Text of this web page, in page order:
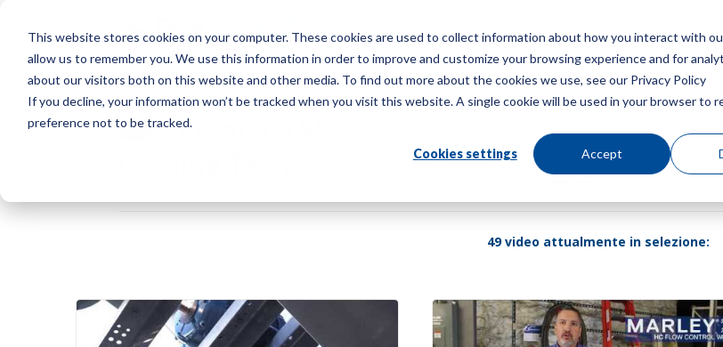
This website stores cookies on your computer. These cookies are used to collect information about how you interact with
allow us to remember you. We use this information in order to improve and customize your browsing experience and for
about our visitors both on this website and other media. To find out more about the cookies we use, see our Privacy Policy
If you decline, your information won’t be tracked when you visit this website. A single cookie will be used in your browser to
preference not to be tracked.
Cookies settings Accept
Menù
Videoteca SPX
49 video attualmente in selezione: